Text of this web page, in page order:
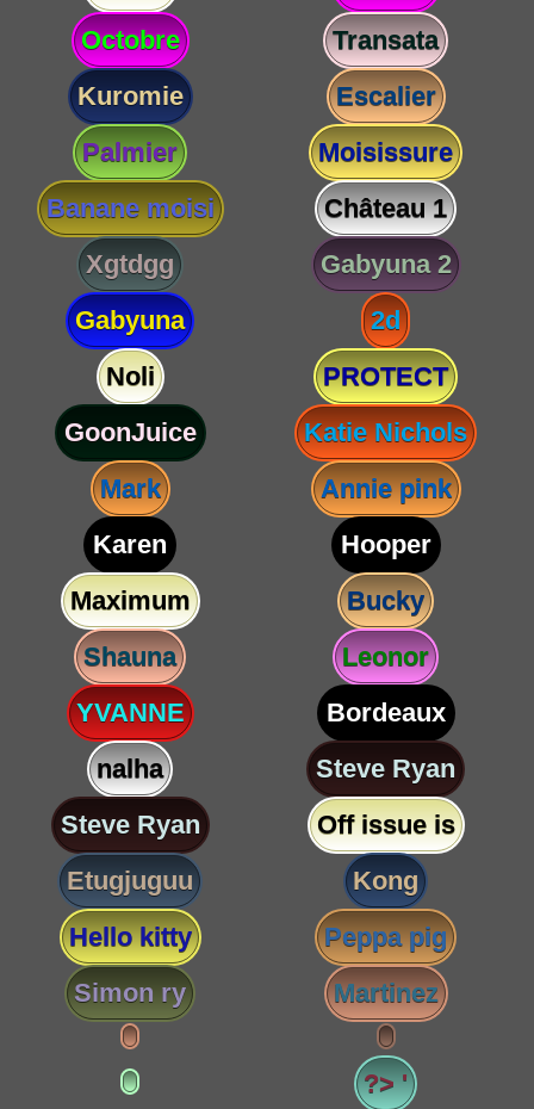
Octobre
Transata
Kuromie
Escalier
Palmier
Moisissure
Banane moisi
Château 1
Xgtdgg
Gabyuna 2
Gabyuna
2d
Noli
PROTECT
GoonJuice
Katie Nichols
Mark
Annie pink
Karen
Hooper
Maximum
Bucky
Shauna
Leonor
YVANNE
Bordeaux
nalha
Steve Ryan
Steve Ryan
Off issue is
Etugjuguu
Kong
Hello kitty
Peppa pig
Simon ry
Martinez
?> '